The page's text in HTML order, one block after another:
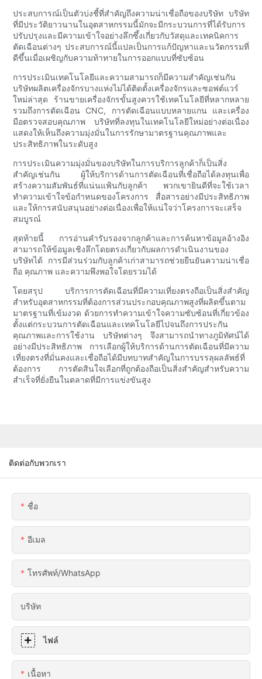
ประสบการณ์เป็นตัวบ่งชี้ที่สำคัญถึงความน่าเชื่อถือของบริษัท บริษัท
ที่มีประวัติยาวนานในอุตสาหกรรมนี้มักจะมีกระบวนการที่ได้รับการ
ปรับปรุงและมีความเข้าใจอย่างลึกซึ้งเกี่ยวกับวัสดุและเทคนิคการ
ตัดเฉือนต่างๆ ประสบการณ์นี้แปลเป็นการแก้ปัญหาและนวัตกรรมที่
ดีขึ้นเมื่อเผชิญกับความท้าทายในการออกแบบที่ซับซ้อน
การประเมินเทคโนโลยีและความสามารถก็มีความสำคัญเช่นกัน
บริษัทผลิตเครื่องจักรบางแห่งไม่ได้ติดตั้งเครื่องจักรและซอฟต์แวร์
ใหม่ล่าสุด ร้านขายเครื่องจักรขั้นสูงควรใช้เทคโนโลยีที่หลากหลาย
รวมถึงการตัดเฉือน CNC, การตัดเฉือนแบบหลายแกน และเครื่อง
มือตรวจสอบคุณภาพ บริษัทที่ลงทุนในเทคโนโลยีใหม่อย่างต่อเนื่อง
แสดงให้เห็นถึงความมุ่งมั่นในการรักษามาตรฐานคุณภาพและ
ประสิทธิภาพในระดับสูง
การประเมินความมุ่งมั่นของบริษัทในการบริการลูกค้าก็เป็นสิ่ง
สำคัญเช่นกัน ผู้ให้บริการด้านการตัดเฉือนที่เชื่อถือได้ลงทุนเพื่อ
สร้างความสัมพันธ์ที่แน่นแฟ้นกับลูกค้า พวกเขายินดีที่จะใช้เวลา
ทำความเข้าใจข้อกำหนดของโครงการ สื่อสารอย่างมีประสิทธิภาพ
และให้การสนับสนุนอย่างต่อเนื่องเพื่อให้แน่ใจว่าโครงการจะเสร็จ
สมบูรณ์
สุดท้ายนี้ การอ่านคำรับรองจากลูกค้าและการค้นหาข้อมูลอ้างอิง
สามารถให้ข้อมูลเชิงลึกโดยตรงเกี่ยวกับผลการดำเนินงานของ
บริษัทได้ การมีส่วนร่วมกับลูกค้าเก่าสามารถช่วยยืนยันความน่าเชื่อ
ถือ คุณภาพ และความพึงพอใจโดยรวมได้
โดยสรุป บริการการตัดเฉือนที่มีความเที่ยงตรงถือเป็นสิ่งสำคัญ
สำหรับอุตสาหกรรมที่ต้องการส่วนประกอบคุณภาพสูงที่ผลิตขึ้นตาม
มาตรฐานที่เข้มงวด ด้วยการทำความเข้าใจความซับซ้อนที่เกี่ยวข้อง
ตั้งแต่กระบวนการตัดเฉือนและเทคโนโลยีไปจนถึงการประกัน
คุณภาพและการใช้งาน บริษัทต่างๆ จึงสามารถนำทางภูมิทัศน์ได้
อย่างมีประสิทธิภาพ การเลือกผู้ให้บริการด้านการตัดเฉือนที่มีความ
เที่ยงตรงที่มั่นคงและเชื่อถือได้มีบทบาทสำคัญในการบรรลุผลลัพธ์ที่
ต้องการ การตัดสินใจเลือกที่ถูกต้องถือเป็นสิ่งสำคัญสำหรับความ
สำเร็จที่ยั่งยืนในตลาดที่มีการแข่งขันสูง
ติดต่อกับพวกเรา
ชื่อ
อีเมล
โทรศัพท์/WhatsApp
บริษัท
ไฟล์
เนื้อหา